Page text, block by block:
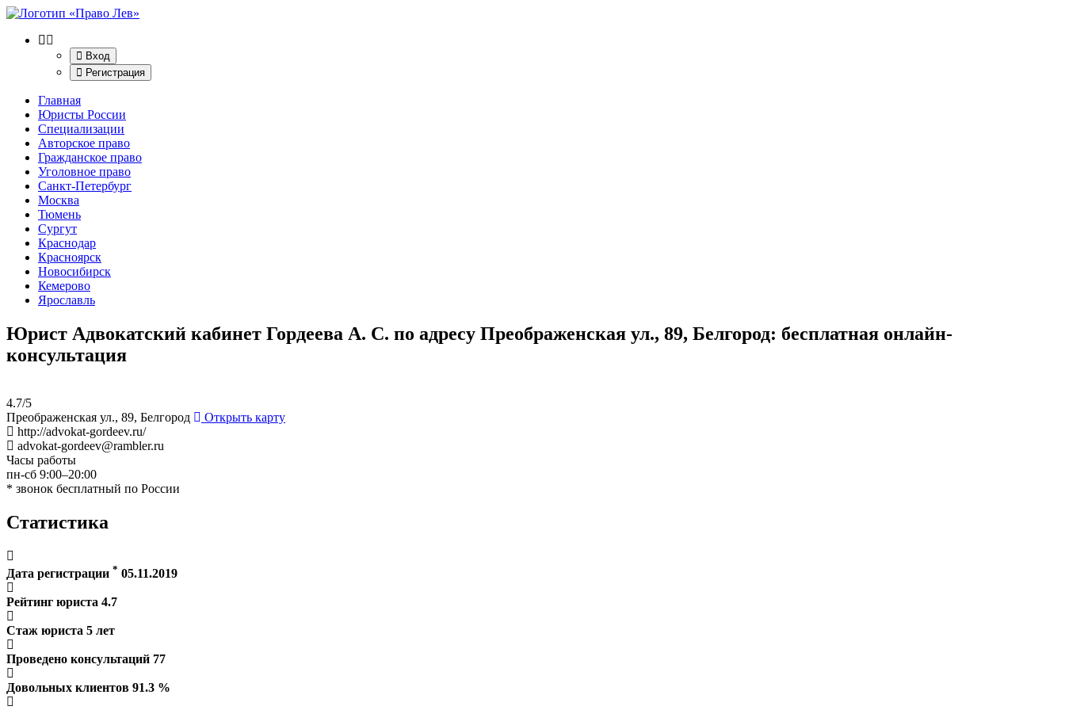
Вход
Регистрация
Главная
Юристы России
Специализации
Авторское право
Гражданское право
Уголовное право
Санкт-Петербург
Москва
Тюмень
Сургут
Краснодар
Красноярск
Новосибирск
Кемерово
Ярославль
Юрист Адвокатский кабинет Гордеева А. С. по адресу Преображенская ул., 89, Белгород: бесплатная онлайн-
консультация
4.7/5
Преображенская ул., 89, Белгород
Открыть карту
http://advokat-gordeev.ru/
advokat-gordeev@rambler.ru
Часы работы
пн-сб 9:00–20:00
* звонок бесплатный по России
Статистика
Дата регистрации * 05.11.2019
Рейтинг юриста 4.7
Стаж юриста 5 лет
Проведено консультаций 77
Довольных клиентов 91.3 %